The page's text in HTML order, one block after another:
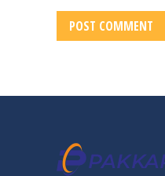
POST COMMENT